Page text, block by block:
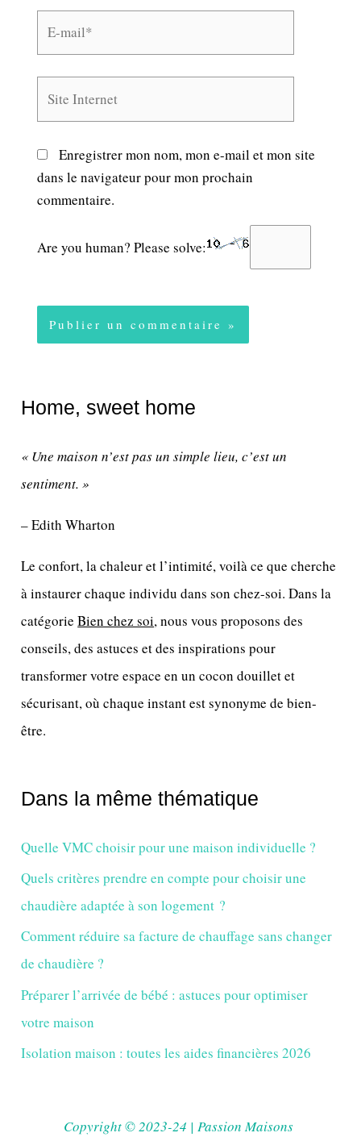
mail*
Internet
Enregistrer mon nom, mon e-mail et mon site
dans le navigateur pour mon prochain
commentaire.
Are you human? Please solve:
Home, sweet home
« Une maison n’est pas un simple lieu, c’est un
sentiment. »
– Edith Wharton
Le confort, la chaleur et l’intimité, voilà ce que cherche
à instaurer chaque individu dans son chez-soi. Dans la
catégorieBien chez soi, nous vous proposons des
conseils, des astuces et des inspirations pour
transformer votre espace en un cocon douillet et
sécurisant, où chaque instant est synonyme de bien-
être.
Dans la même thématique
Quelle VMC choisir pour une maison individuelle ?
Quels critères prendre en compte pour choisir une
chaudière adaptée à son logement ?
Comment réduire sa facture de chauffage sans changer
de chaudière ?
Préparer l’arrivée de bébé : astuces pour optimiser
votre maison
Isolation maison : toutes les aides financières 2026
Copyright © 2023-24 | Passion Maisons